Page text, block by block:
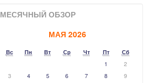
МЕСЯЧНЫЙ ОБЗОР
МАЯ 2026
Вс Пн Вт Ср Чт Пт
Сб
1
2
3
4 5 6 7 8
9